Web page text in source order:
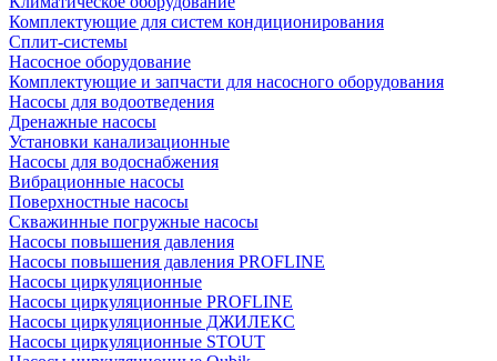
Комплектующие для систем кондиционирования
Сплит-системы
Насосное оборудование
Комплектующие и запчасти для насосного оборудования
Насосы для водоотведения
Дренажные насосы
Установки канализационные
Насосы для водоснабжения
Вибрационные насосы
Поверхностные насосы
Скважинные погружные насосы
Насосы повышения давления
Насосы повышения давления PROFLINE
Насосы циркуляционные
Насосы циркуляционные PROFLINE
Насосы циркуляционные ДЖИЛЕКС
Насосы циркуляционные STOUT